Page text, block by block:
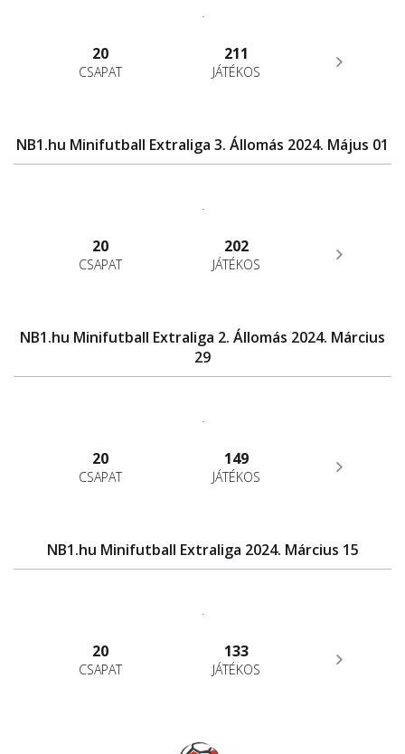
.
20
CSAPAT
211
JÁTÉKOS
NB1.hu Minifutball Extraliga 3. Állomás 2024. Május 01
.
20
CSAPAT
202
JÁTÉKOS
NB1.hu Minifutball Extraliga 2. Állomás 2024. Március
29
.
20
CSAPAT
149
JÁTÉKOS
NB1.hu Minifutball Extraliga 2024. Március 15
.
20
CSAPAT
133
JÁTÉKOS